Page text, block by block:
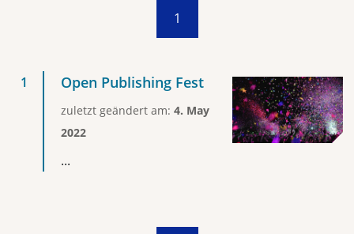
1
Open Publishing Fest
zuletzt geändert am: 4. May
2022
...